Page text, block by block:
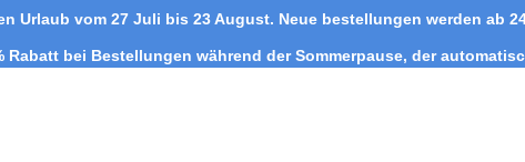
Urlaub vom 27 Juli bis 23 August. Neue bestellungen werden ab
Rabatt bei Bestellungen während der Sommerpause, der